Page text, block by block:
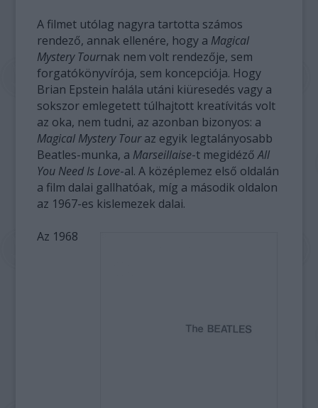
A filmet utólag nagyra tartotta számos
rendező, annak ellenére, hogy a Magical
Mystery Tournak nem volt rendezője, sem
forgatókönyvírója, sem koncepciója. Hogy
Brian Epstein halála utáni kiüresedés vagy a
sokszor emlegetett túlhajtott kreatívitás volt
az oka, nem tudni, az azonban bizonyos: a
Magical Mystery Touraz egyik legtalányosabb
Beatles-munka, a Marseillaise-t megidézőAll
You Need Is Love-al. A középlemez első oldalán
a film dalai gallhatóak, míg a második oldalon
az 1967-es kislemezek dalai.
Az 1968